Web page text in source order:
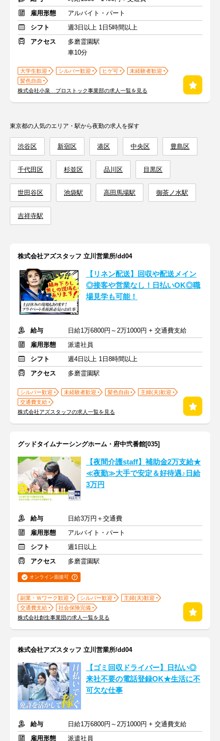
雇用形態
アルバイト・パート
シフト
週3日以上 1日5時間以上
アクセス
多磨霊園駅
車10分
大学生歓迎 シルバー歓迎 ヒゲ可
未経験者歓迎
髪色自由
株式会社小泉 プロストック事業部の求人一覧を見る
東京都の人気のエリア・駅から夜勤の求人を探す
渋谷区 新宿区 港区 中央区 豊島区
千代田区 杉並区 品川区 目黒区
世田谷区 池袋駅 高田馬場駅 御茶ノ水駅
吉祥寺駅
株式会社アズスタッフ 立川営業所/dd04
【リネン配送】回収や配送メイン
◎接客や営業なし！日払いOK◎職
場見学も可能！
給与
日給1万6800円～2万1000円 + 交通費支給
雇用形態
派遣社員
シフト
週4日以上 1日8時間以上
アクセス
多磨霊園駅
シルバー歓迎 未経験者歓迎 髪色自由
主婦(夫)歓迎
交通費支給
株式会社アズスタッフの求人一覧を見る
グッドタイムナーシングホーム・府中弐番館[035]
【夜間介護staff】補助金2万支給★
≪夜勤≫大手で安定＆好待遇♪日給
3万円
給与
日給3万円＋交通費
雇用形態
アルバイト・パート
シフト
週1日以上
アクセス
多磨霊園駅
オンライン面接可
副業・Ｗワーク歓迎 シルバー歓迎
主婦(夫)歓迎
交通費支給
社会保険完備
株式会社創生事業団の求人一覧を見る
株式会社アズスタッフ 立川営業所/dd04
【ゴミ回収ドライバー】日払い◎
来社不要の電話登録OK★生活に不
可欠な仕事
給与
日給1万6800円～2万1000円 + 交通費支給
雇用形態
派遣社員